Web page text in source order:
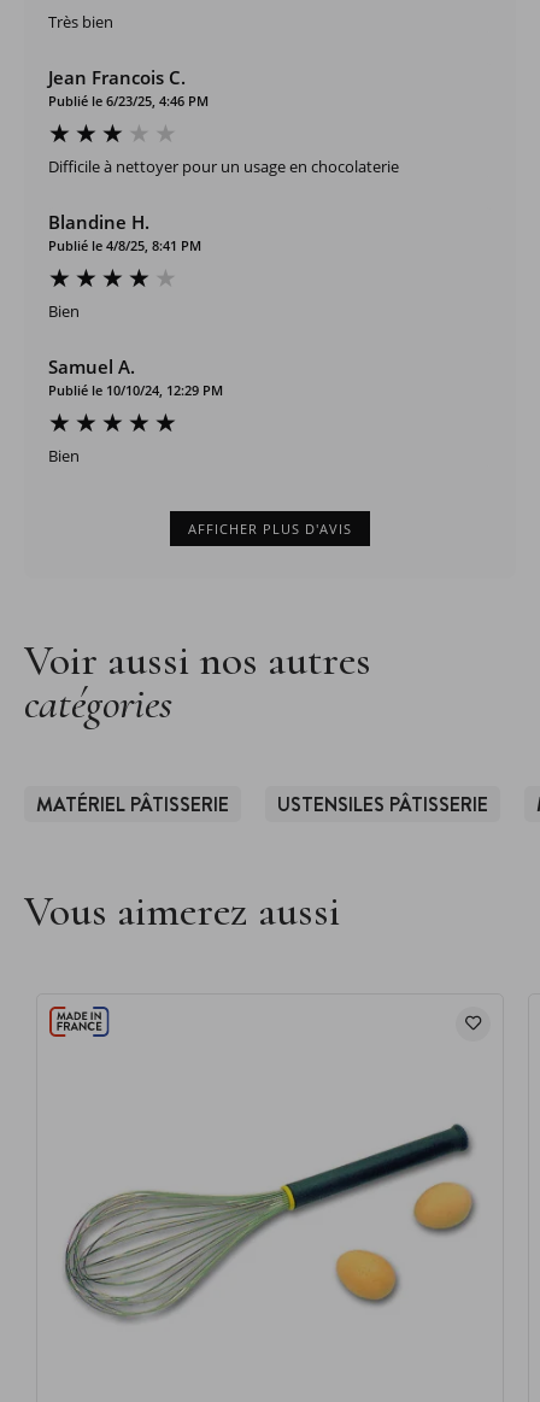
Très bien
Jean Francois C.
Publié le 6/23/25, 4:46 PM
Difficile à nettoyer pour un usage en chocolaterie
Blandine H.
Publié le 4/8/25, 8:41 PM
Bien
Samuel A.
Publié le 10/10/24, 12:29 PM
Bien
AFFICHER PLUS D'AVIS
Voir aussi nos autres
catégories
MATÉRIEL PÂTISSERIE USTENSILES PÂTISSERIE
Vous aimerez aussi